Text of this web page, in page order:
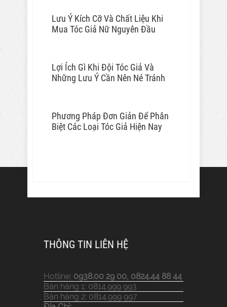
Lưu Ý Kích Cỡ Và Chất Liệu Khi
Mua Tóc Giả Nữ Nguyên Đầu
Lợi Ích Gì Khi Đội Tóc Giả Và
Những Lưu Ý Cần Nên Né Tránh
Phương Pháp Đơn Giản Để Phân
Biệt Các Loại Tóc Giả Hiện Nay
THÔNG TIN LIÊN HỆ
Hotline: 0938.00 29 00, 0824.44 88 44
Bán hàng 1: 0814.999 993
Bán hàng 2: 0814.999 997